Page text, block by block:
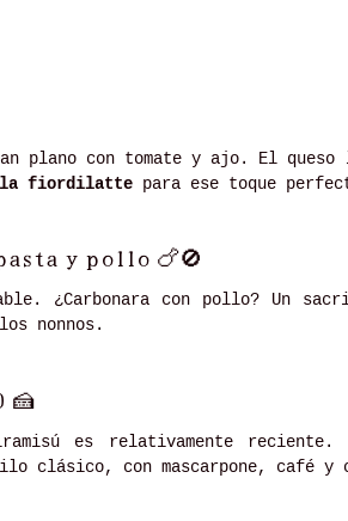
plano con tomate y ajo. El queso
fiordilatte para ese toque
y pollo 🍗🚫
¿Carbonara con pollo? Un
nonnos.
🍰
es relativamente
clásico, con mascarpone, café y